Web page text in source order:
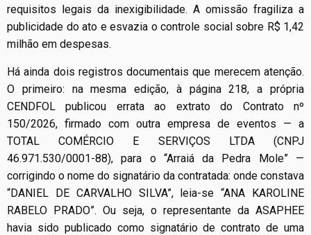
requisitos legais da inexigibilidade. A omissão fragiliza a
publicidade do ato e esvazia o controle social sobre R$ 1,42
milhão em despesas.
Há ainda dois registros documentais que merecem atenção.
O primeiro: na mesma edição, à página 218, a própria
CENDFOL publicou errata ao extrato do Contrato nº
150/2026, firmado com outra empresa de eventos — a
TOTAL COMÉRCIO E SERVIÇOS LTDA (CNPJ
46.971.530/0001-88), para o “Arraiá da Pedra Mole” —
corrigindo o nome do signatário da contratada: onde constava
“DANIEL DE CARVALHO SILVA”, leia-se “ANA KAROLINE
RABELO PRADO”. Ou seja, o representante da ASAPHEE
havia sido publicado como signatário de contrato de uma